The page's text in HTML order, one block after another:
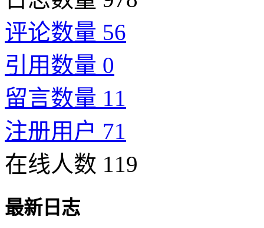
评论数量 56
引用数量 0
留言数量 11
注册用户 71
在线人数 119
最新日志